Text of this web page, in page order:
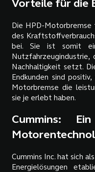
Vorteile für die
Die HPD-Motorbremse
des
bei. Sie ist somit
Nutzfahrzeugindustrie,
Nachhaltigkeit setzt.
Endkunden sind
Motorbremse die
sie je erlebt haben.
Cummins:
Cummins Inc. hat sich
Energielösungen